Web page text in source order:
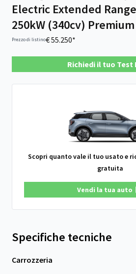
Electric Extended
250kW (340cv) Premium
Prezzo di listino€ 55.250*
Richiedi il tuo Test
Scopri quanto vale il tuo usato e
gratuita
Vendi la tua auto
Specifiche tecniche
Carrozzeria